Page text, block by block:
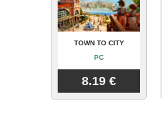
TOWN TO CITY
PC
8.19 €